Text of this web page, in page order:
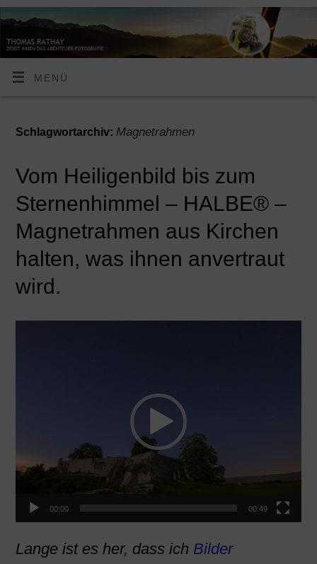
MENÜ
Schlagwortarchiv: Magnetrahmen
Vom Heiligenbild bis zum
Sternenhimmel – HALBE® –
Magnetrahmen aus Kirchen
halten, was ihnen anvertraut
wird.
00:00 00:49
Lange ist es her, dass ich Bilder